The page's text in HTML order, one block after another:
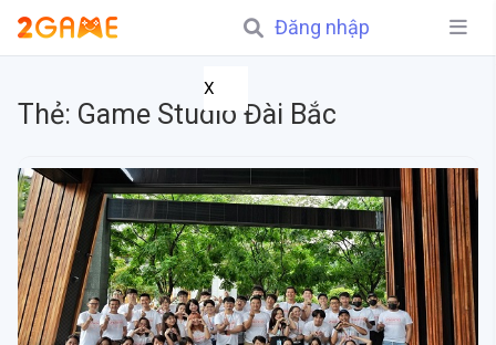
Đăng nhập
X
Thẻ: Game Studio Đài Bắc